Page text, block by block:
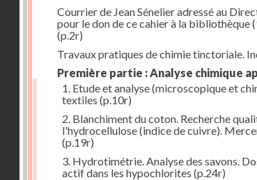
Courrier de Jean Sénelier adressé au
pour le don de ce cahier à la bibliothèque
(p.2r)
Travaux pratiques de chimie tinctoriale.
Première partie : Analyse chimique
1. Etude et analyse (microscopique et
textiles (p.10r)
2. Blanchiment du coton. Recherche
l'hydrocellulose (indice de cuivre).
(p.19r)
3. Hydrotimétrie. Analyse des savons.
actif dans les hypochlorites (p.24r)